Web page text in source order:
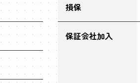
損保
保証会社加入